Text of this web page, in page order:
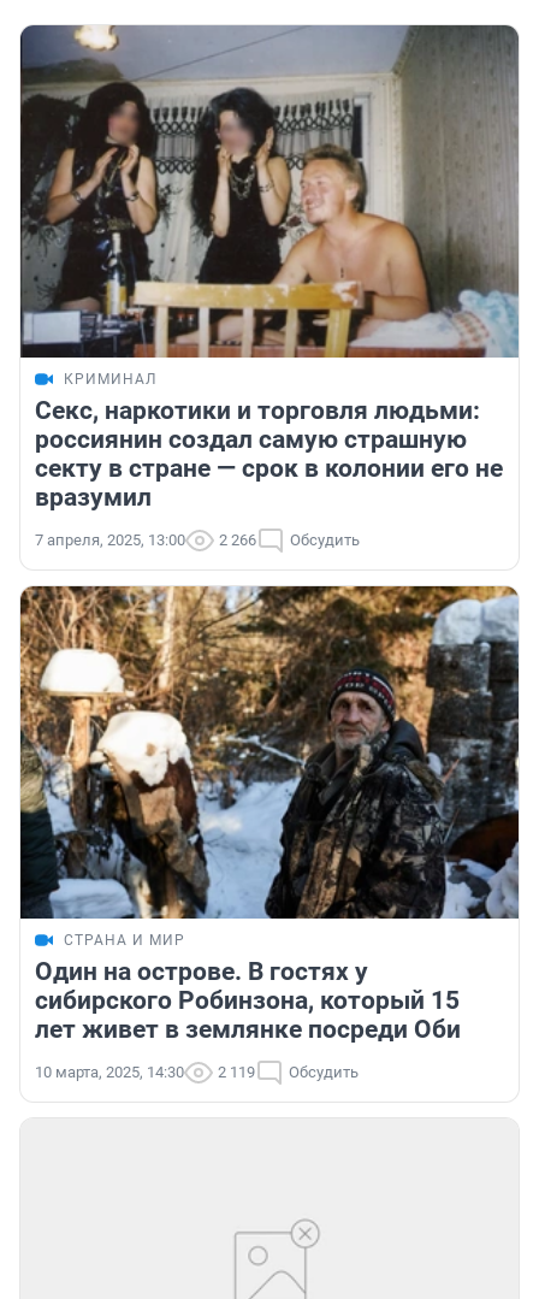
КРИМИНАЛ
Секс, наркотики и торговля людьми:
россиянин создал самую страшную
секту в стране — срок в колонии его не
вразумил
7 апреля, 2025, 13:00 2 266 Обсудить
СТРАНА И МИР
Один на острове. В гостях у
сибирского Робинзона, который 15
лет живет в землянке посреди Оби
10 марта, 2025, 14:30 2 119 Обсудить